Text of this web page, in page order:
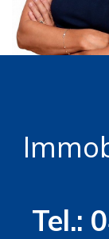
Tel.: